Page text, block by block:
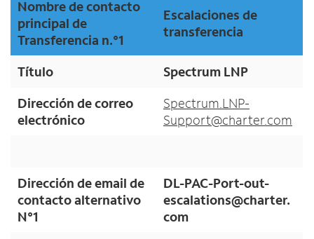
Nombre de contacto
principal de
Transferencia n.°1
Escalaciones de
transferencia
Título
Spectrum LNP
Dirección de correo
electrónico
Spectrum.LNP-
Support@charter.com
Dirección de email de
contacto alternativo
N°1
DL-PAC-Port-out-
escalations@charter.
com